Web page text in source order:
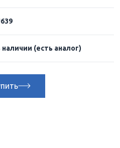
наличии (есть аналог)